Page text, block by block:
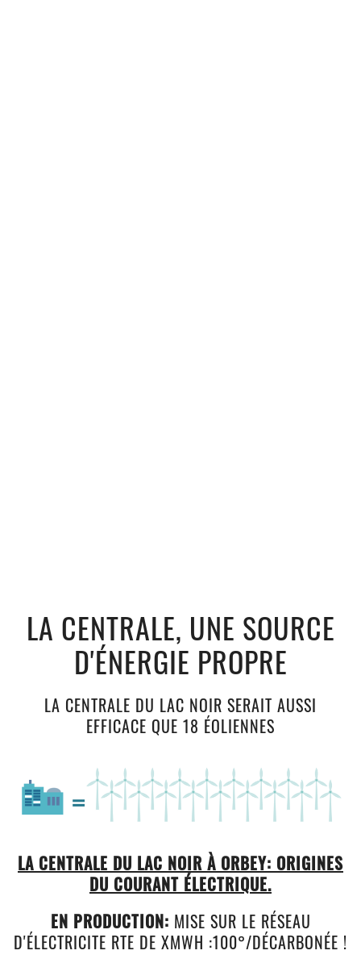
LA CENTRALE, UNE SOURCE
D'ÉNERGIE PROPRE
LA CENTRALE DU LAC NOIR SERAIT AUSSI
EFFICACE QUE 18 ÉOLIENNES
LA CENTRALE DU LAC NOIR À ORBEY: ORIGINES
DU COURANT ÉLECTRIQUE.
EN PRODUCTION: MISE SUR LE RÉSEAU
D'ÉLECTRICITE RTE DE XMWH :100°/DÉCARBONÉE !